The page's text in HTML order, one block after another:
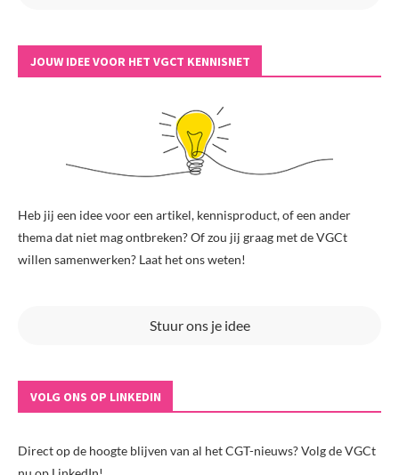
JOUW IDEE VOOR HET VGCT KENNISNET
Heb jij een idee voor een artikel, kennisproduct, of een ander
thema dat niet mag ontbreken? Of zou jij graag met de VGCt
willen samenwerken? Laat het ons weten!
Stuur ons je idee
VOLG ONS OP LINKEDIN
Direct op de hoogte blijven van al het CGT-nieuws? Volg de VGCt